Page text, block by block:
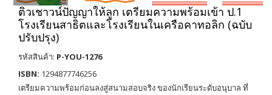
ติวเชาวน์ปัญญาให้ลูก เตรียมความพร้อมเข้า ป.1
โรงเรียนสาธิตและโรงเรียนในเครือคาทอลิก (ฉบับ
ปรับปรุง)
รหัสสินค้า: P-YOU-1276
ISBN: 1294877746256
เตรียมความพร้อมก่อนลงสู่สนามสอบจริง ของนักเรียนระดับอนุบาล ที่